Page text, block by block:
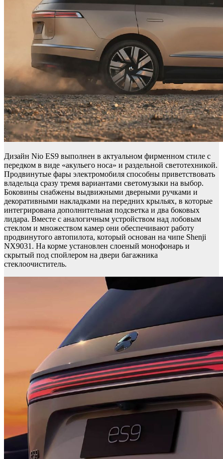
Дизайн Nio ES9 выполнен в актуальном фирменном стиле с
передком в виде «акульего носа» и раздельной светотехникой.
Продвинутые фары электромобиля способны приветствовать
владельца сразу тремя вариантами светомузыки на выбор.
Боковины снабжены выдвижными дверными ручками и
декоративными накладками на передних крыльях, в которые
интегрирована дополнительная подсветка и два боковых
лидара. Вместе с аналогичным устройством над лобовым
стеклом и множеством камер они обеспечивают работу
продвинутого автопилота, который основан на чипе Shenji
NX9031. На корме установлен слоеный монофонарь и
скрытый под спойлером на двери багажника
стеклоочиститель.